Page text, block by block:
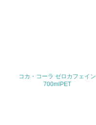
コカ・コーラ ゼロカフェイン
700mlPET